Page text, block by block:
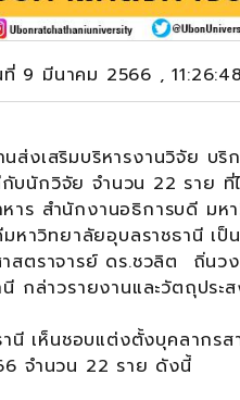
9 มีนาคม 2566 ,
ส่งเสริมบริหารงานวิจัย บริ
นักวิจัย จำนวน 22 ราย ที่
ร สำนักงานอธิการบดี มห
าวิทยาลัยอุบลราชธานี เป็
สตราจารย์ ดร.ชวลิต ถิ่น
กล่าวรายงานและวัตถุปร
เห็นชอบแต่งตั้งบุคลากรส
จำนวน 22 ราย ดังนี้